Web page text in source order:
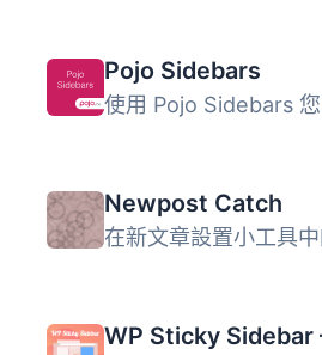
Pojo Sidebars
Newpost Catch
在新文章設置小工具